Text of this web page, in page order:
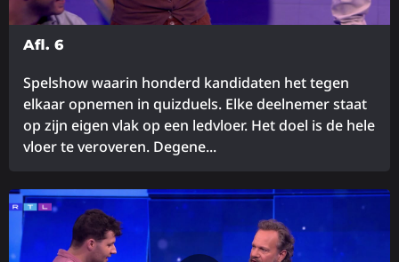
Afl. 6
Spelshow waarin honderd kandidaten het tegen
elkaar opnemen in quizduels. Elke deelnemer staat
op zijn eigen vlak op een ledvloer. Het doel is de hele
vloer te veroveren. Degene...
meer
over